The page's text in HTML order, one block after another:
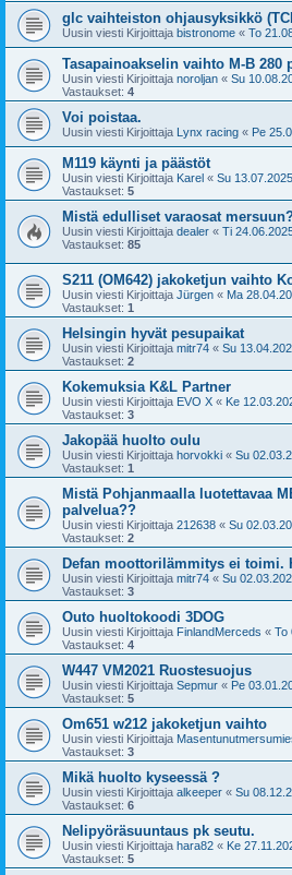
glc vaihteiston ohjausyksikkö
Uusin viesti Kirjoittaja bistronome « To
Tasapainoakselin vaihto M-B 280
Uusin viesti Kirjoittaja noroljan « Su
Vastaukset: 4
Voi poistaa.
Uusin viesti Kirjoittaja Lynx racing « Pe
M119 käynti ja päästöt
Uusin viesti Kirjoittaja Karel « Su
Vastaukset: 5
Mistä edulliset varaosat
Uusin viesti Kirjoittaja dealer « Ti
Vastaukset: 85
S211 (OM642) jakoketjun vaihto
Uusin viesti Kirjoittaja Jürgen « Ma
Vastaukset: 1
Helsingin hyvät pesupaikat
Uusin viesti Kirjoittaja mitr74 « Su
Vastaukset: 2
Kokemuksia K&L Partner
Uusin viesti Kirjoittaja EVO X « Ke
Vastaukset: 3
Jakopää huolto oulu
Uusin viesti Kirjoittaja horvokki « Su
Vastaukset: 1
Mistä Pohjanmaalla luotettavaa
palvelua??
Uusin viesti Kirjoittaja 212638 « Su
Vastaukset: 2
Defan moottorilämmitys ei toimi.
Uusin viesti Kirjoittaja mitr74 « Su
Vastaukset: 3
Outo huoltokoodi 3DOG
Uusin viesti Kirjoittaja FinlandMerceds « To
Vastaukset: 4
W447 VM2021 Ruostesuojus
Uusin viesti Kirjoittaja Sepmur « Pe
Vastaukset: 5
Om651 w212 jakoketjun vaihto
Uusin viesti Kirjoittaja
Vastaukset: 3
Mikä huolto kyseessä ?
Uusin viesti Kirjoittaja alkeeper « Su
Vastaukset: 6
Nelipyöräsuuntaus pk seutu.
Uusin viesti Kirjoittaja hara82 « Ke
Vastaukset: 5